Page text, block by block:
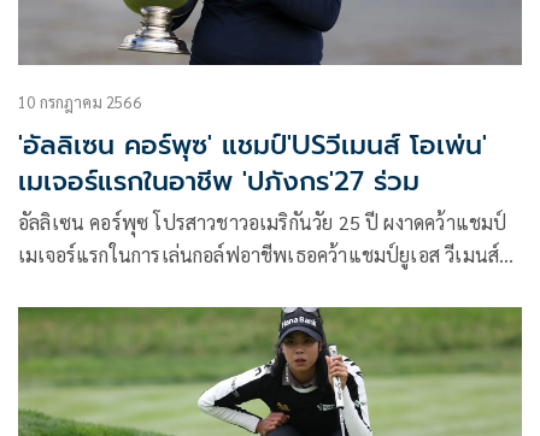
10 กรกฎาคม 2566
'อัลลิเซน คอร์พุซ' แชมป์'USวีเมนส์ โอเพ่น'
เมเจอร์แรกในอาชีพ 'ปภังกร'27 ร่วม
อัลลิเซน คอร์พุซ โปรสาวชาวอเมริกันวัย 25 ปี ผงาดคว้าแชมป์
เมเจอร์แรกในการเล่นกอล์ฟอาชีพเธอคว้าแชมป์ยูเอส วีเมนส์
แคลิฟอร์เนีย ประเทศสหรัฐอเมริกา เมื่อวันอาทิตย์ที่ 9
กรกฎาคม 2566 ด้วยสกอร์รวม 9 อันเดอร์พาร์ 279 ชนะ ชาร์ลีย์
ฮัลล์ จากอังกฤษ และ ชิน จีเอ จากเกาหลีใต้อันดับสองร่วมไป 3 ส
โตรกพร้อมกับรับเงินรางวัล 2 ล้านดอลลาร์หรือราว 70 ล้านบาท